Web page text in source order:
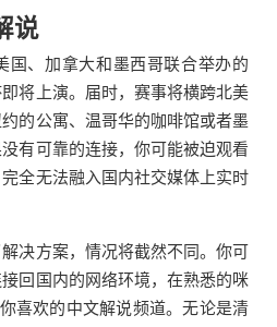
说
国、加拿大和墨西哥联合举办的
将上演。届时，赛事将横跨北美
的公寓、温哥华的咖啡馆或者墨
有可靠的连接，你可能被迫观看
全无法融入国内社交媒体上实时
决方案，情况将截然不同。你可
回国内的网络环境，在熟悉的咪
喜欢的中文解说频道。无论是清